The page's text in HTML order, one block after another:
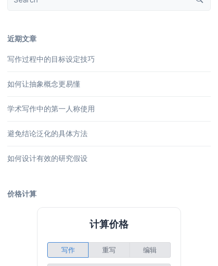
近期文章
写作过程中的目标设定技巧
如何让抽象概念更易懂
学术写作中的第一人称使用
避免结论泛化的具体方法
如何设计有效的研究假设
价格计算